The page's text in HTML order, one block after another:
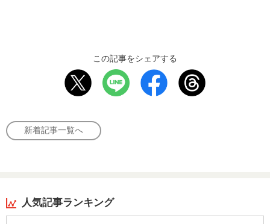
この記事をシェアする
新着記事一覧へ
人気記事ランキング